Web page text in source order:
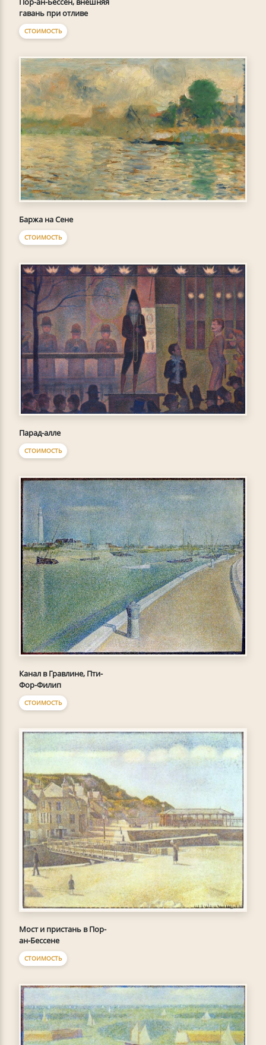
гавань при отливе
СТОИМОСТЬ
Баржа на Сене
СТОИМОСТЬ
Парад-алле
СТОИМОСТЬ
Канал в Гравлине, Пти-
Фор-Филип
СТОИМОСТЬ
Мост и пристань в Пор-
ан-Бессене
СТОИМОСТЬ